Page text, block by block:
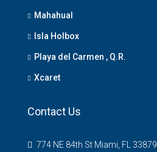
Mahahual
Isla Holbox
Playa del Carmen , Q.R.
Xcaret
Contact Us
774 NE 84th St Miami, FL 33879